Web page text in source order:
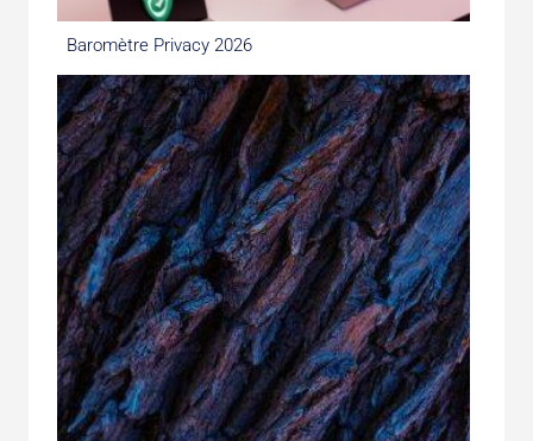
Baromètre Privacy 2026